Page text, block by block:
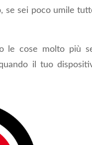
se sei poco umile
le cose molto più
il tuo